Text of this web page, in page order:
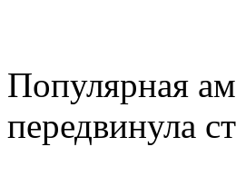
Популярная
передвинула